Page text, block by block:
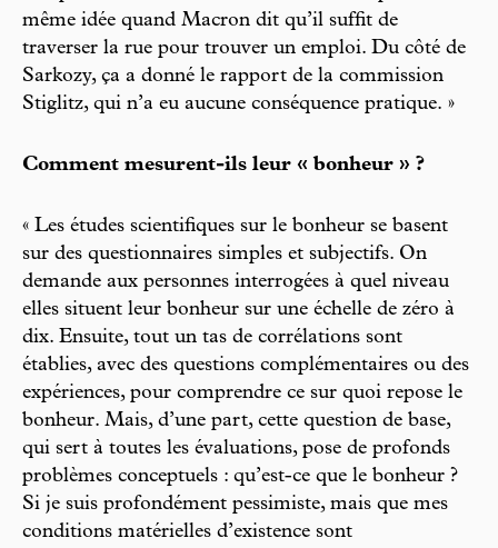
même idée quand Macron dit qu’il suffit de
traverser la rue pour trouver un emploi. Du côté de
Sarkozy, ça a donné le rapport de la commission
Stiglitz, qui n’a eu aucune conséquence pratique. »
Comment mesurent-ils leur « bonheur » ?
« Les études scientifiques sur le bonheur se basent
sur des questionnaires simples et subjectifs. On
demande aux personnes interrogées à quel niveau
elles situent leur bonheur sur une échelle de zéro à
dix. Ensuite, tout un tas de corrélations sont
établies, avec des questions complémentaires ou des
expériences, pour comprendre ce sur quoi repose le
bonheur. Mais, d’une part, cette question de base,
qui sert à toutes les évaluations, pose de profonds
problèmes conceptuels : qu’est-ce que le bonheur ?
Si je suis profondément pessimiste, mais que mes
conditions matérielles d’existence sont